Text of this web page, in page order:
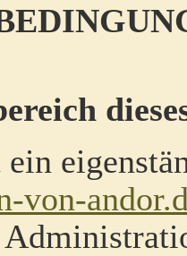
von-